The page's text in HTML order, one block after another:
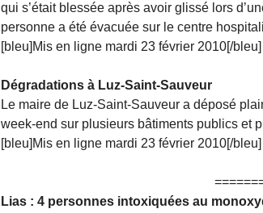
qui s’était blessée après avoir glissé lors
personne a été évacuée sur le centre
[bleu]Mis en ligne mardi 23 février 2010[/bleu]
Dégradations à Luz-Saint-Sauveur
Le maire de Luz-Saint-Sauveur a déposé
week-end sur plusieurs bâtiments publics et
[bleu]Mis en ligne mardi 23 février 2010[/bleu]
Lias : 4 personnes intoxiquées au